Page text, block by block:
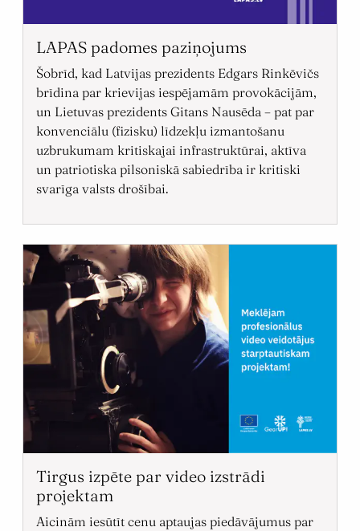
LAPAS padomes paziņojums
Šobrīd, kad Latvijas prezidents Edgars Rinkēvičs
brīdina par krievijas iespējamām provokācijām,
un Lietuvas prezidents Gitans Nausēda – pat par
konvenciālu (fizisku) līdzekļu izmantošanu
uzbrukumam kritiskajai infrastruktūrai, aktīva
un patriotiska pilsoniskā sabiedrība ir kritiski
svarīga valsts drošībai.
Tirgus izpēte par video izstrādi
projektam
Aicinām iesūtīt cenu aptaujas piedāvājumus par